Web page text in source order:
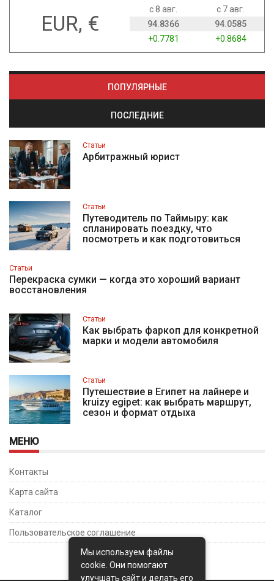
EUR, €
с 8 авг.
с 7 авг.
94.8366
94.0585
+0.7781
+0.8684
ПОПУЛЯРНЫЕ
ПОСЛЕДНИЕ
Статьи
Арбитражный юрист
Статьи
Путеводитель по Таймыру: как
спланировать поездку, что
посмотреть и как подготовиться
Статьи
Перекраска сумки — когда это хороший вариант
восстановления
Статьи
Как выбрать фаркоп для конкретной
марки и модели автомобиля
Статьи
Путешествие в Египет на лайнере и
kruizy egipet: как выбрать маршрут,
сезон и формат отдыха
МЕНЮ
Контакты
Карта сайта
Каталог
Пользовательское соглашение
Мы используем файлы
cookie. Они помогают
улучшать сайт и делать его